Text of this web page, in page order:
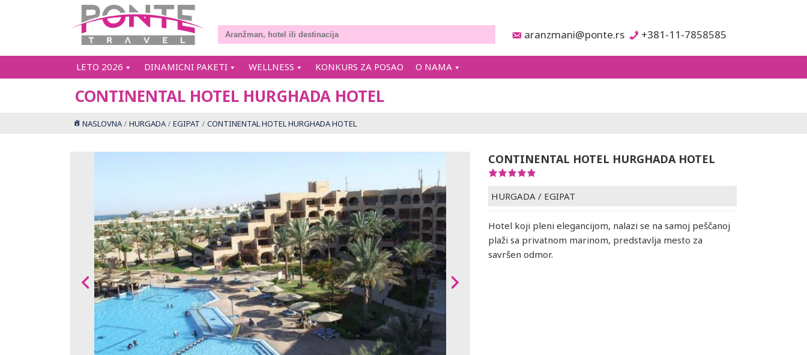
aranzmani@ponte.rs +381-11-7858585
LETO 2026 DINAMICNI PAKETI WELLNESS KONKURS ZA POSAO O NAMA
CONTINENTAL HOTEL HURGHADA HOTEL
NASLOVNA HURGADA EGIPAT CONTINENTAL HOTEL HURGHADA HOTEL
CONTINENTAL HOTEL HURGHADA HOTEL
HURGADA / EGIPAT
Hotel koji pleni elegancijom, nalazi se na samoj peščanoj
plaži sa privatnom marinom, predstavlja mesto za
savršen odmor.